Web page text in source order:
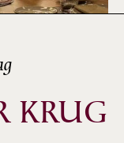
KRUG